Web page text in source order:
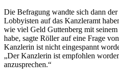
Die Befragung wandte sich dann
Lobbyisten auf das Kanzleramt
wie viel Geld Guttenberg mit
habe, sagte Röller auf eine Frage
Kanzlerin ist nicht eingespannt
„Der Kanzlerin ist empfohlen
anzusprechen.“